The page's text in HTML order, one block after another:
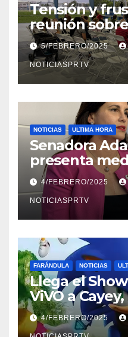
Tensión y
reunión
Reparto
5/FEBRERO/2025
NOTICIASPRTV
NOTICIAS ULTIMA HORA
Senadora
presenta
violencia en
4/FEBRERO/2025
NOTICIASPRTV
FARÁNDULA NOTICIAS
Llega el
ViVO a
Barceloneta
Relojes gratis
4/FEBRERO/2025